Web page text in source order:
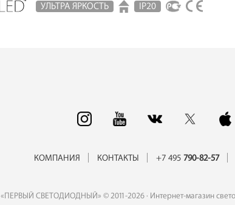
УЛЬТРА ЯРКОСТЬ
IP20
КОМПАНИЯ КОНТАКТЫ +7 495 790-82-57
«ПЕРВЫЙ СВЕТОДИОДНЫЙ» © 2011-2026 · Интернет-магазин